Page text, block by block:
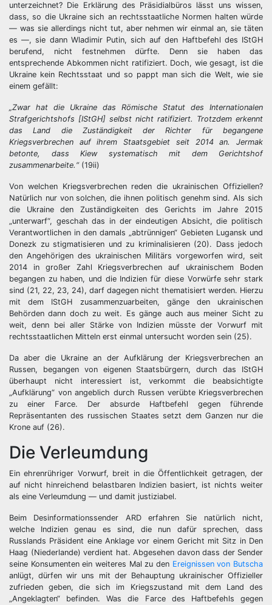
unterzeichnet? Die Erklärung des Präsidialbüros lässt uns wissen,
dass, so die Ukraine sich an rechtsstaatliche Normen halten würde
— was sie allerdings nicht tut, aber nehmen wir einmal an, sie täten
es —, sie dann Wladimir Putin, sich auf den Haftbefehl des IStGH
berufend, nicht festnehmen dürfte. Denn sie haben das
entsprechende Abkommen nicht ratifiziert. Doch, wie gesagt, ist die
Ukraine kein Rechtsstaat und so pappt man sich die Welt, wie sie
einem gefällt:
„Zwar hat die Ukraine das Römische Statut des Internationalen
Strafgerichtshofs [IStGH] selbst nicht ratifiziert. Trotzdem erkennt
das Land die Zuständigkeit der Richter für begangene
Kriegsverbrechen auf ihrem Staatsgebiet seit 2014 an. Jermak
betonte, dass Kiew systematisch mit dem Gerichtshof
zusammenarbeite.“(19ii)
Von welchen Kriegsverbrechen reden die ukrainischen Offiziellen?
Natürlich nur von solchen, die ihnen politisch genehm sind. Als sich
die Ukraine den Zuständigkeiten des Gerichts im Jahre 2015
„unterwarf“, geschah das in der eindeutigen Absicht, die politisch
Verantwortlichen in den damals „abtrünnigen“ Gebieten Lugansk und
Donezk zu stigmatisieren und zu kriminalisieren (20). Dass jedoch
den Angehörigen des ukrainischen Militärs vorgeworfen wird, seit
2014 in großer Zahl Kriegsverbrechen auf ukrainischem Boden
begangen zu haben, und die Indizien für diese Vorwürfe sehr stark
sind (21, 22, 23, 24), darf dagegen nicht thematisiert werden. Hierzu
mit dem IStGH zusammenzuarbeiten, gänge den ukrainischen
Behörden dann doch zu weit. Es gänge auch aus meiner Sicht zu
weit, denn bei aller Stärke von Indizien müsste der Vorwurf mit
rechtsstaatlichen Mitteln erst einmal untersucht worden sein (25).
Da aber die Ukraine an der Aufklärung der Kriegsverbrechen an
Russen, begangen von eigenen Staatsbürgern, durch das IStGH
überhaupt nicht interessiert ist, verkommt die beabsichtigte
„Aufklärung“ von angeblich durch Russen verübte Kriegsverbrechen
zu einer Farce. Der absurde Haftbefehl gegen führende
Repräsentanten des russischen Staates setzt dem Ganzen nur die
Krone auf (26).
Die Verleumdung
Ein ehrenrühriger Vorwurf, breit in die Öffentlichkeit getragen, der
auf nicht hinreichend belastbaren Indizien basiert, ist nichts weiter
als eine Verleumdung — und damit justiziabel.
Beim Desinformationssender ARD erfahren Sie natürlich nicht,
welche Indizien genau es sind, die nun dafür sprechen, dass
Russlands Präsident eine Anklage vor einem Gericht mit Sitz in Den
Haag (Niederlande) verdient hat. Abgesehen davon dass der Sender
seine Konsumenten ein weiteres Mal zu den Ereignissen von Butscha
anlügt, dürfen wir uns mit der Behauptung ukrainischer Offizieller
zufrieden geben, die sich im Kriegszustand mit dem Land des
„Angeklagten“ befinden. Was die Farce des Haftbefehls gegen